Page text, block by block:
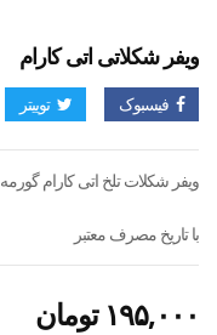
ویفر شکلاتی اتی کارام
فیسبوک توییتر
ویفر شکلات تلخ اتی کارام گورمه
با تاریخ مصرف معتبر
۱۹۵,۰۰۰ تومان